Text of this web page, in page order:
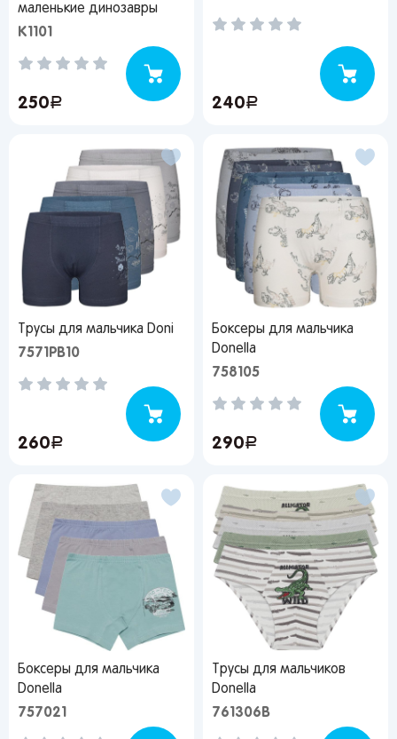
маленькие динозавры
К1101
250руб. 240руб.
Трусы для мальчика Doni
7571PB10
260руб.
Боксеры для мальчика
Donella
758105
290руб.
Боксеры для мальчика
Donella
757021
Трусы для мальчиков
Donella
761306B
Вы сможете отслеживать статус своих
заказов и получать индивидуальные